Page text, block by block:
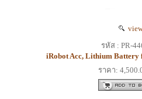
รหัส : PR-
iRobot Acc, Lithium Battery
ราคา: